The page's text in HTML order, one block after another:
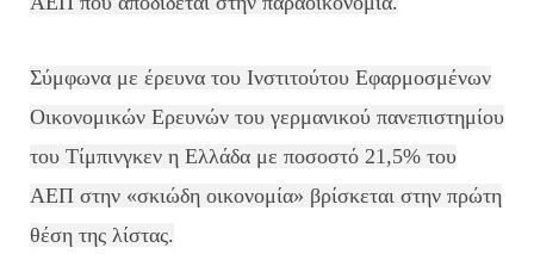
Σύμφωνα με έρευνα του Ινστιτούτου Εφαρμοσμένων
Οικονομικών Ερευνών του γερμανικού πανεπιστημίου
του Τίμπινγκεν η Ελλάδα με ποσοστό 21,5% του
ΑΕΠ στην «σκιώδη οικονομία» βρίσκεται στην πρώτη
θέση της λίστας.